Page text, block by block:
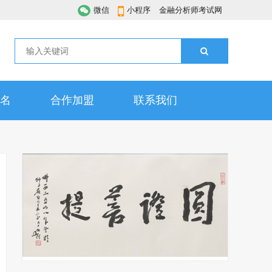
微信 小程序 金融分析师考试网
合作加盟 联系我们